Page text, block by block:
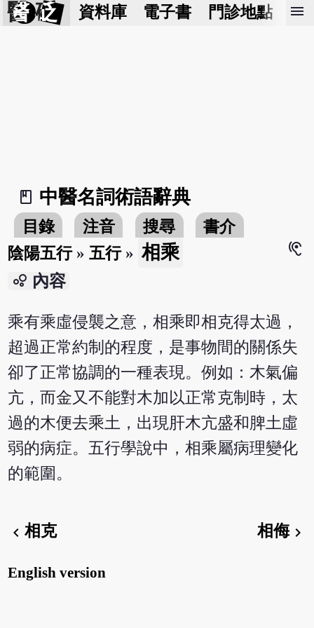
醫 砭 資料庫 電子書 門診地點 預
menu
book_2
中醫名詞術語辭典
目錄 注音 搜尋
書介
陰陽五行»五行» 相乘
hearing
bubble_chart 內容
乘有乘虛侵襲之意，相乘即相克得太過，
超過正常約制的程度，是事物間的關係失
卻了正常協調的一種表現。例如：木氣偏
亢，而金又不能對木加以正常克制時，太
過的木便去乘土，出現肝木亢盛和脾土虛
弱的病症。五行學說中，相乘屬病理變化
的範圍。
chevron_left相克 相侮chevron_right
English version